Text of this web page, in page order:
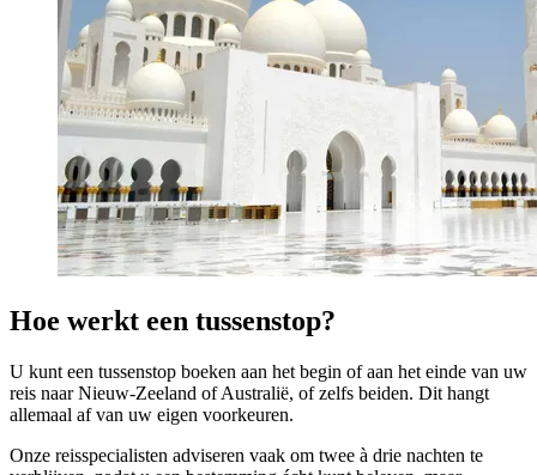
Hoe werkt een tussenstop?
U kunt een tussenstop boeken aan het begin of aan het einde van uw
reis naar Nieuw-Zeeland of Australië, of zelfs beiden. Dit hangt
allemaal af van uw eigen voorkeuren.
Onze reisspecialisten adviseren vaak om twee à drie nachten te